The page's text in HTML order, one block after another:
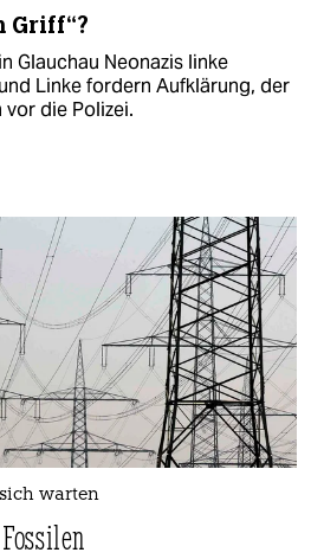
Griff“?
Glauchau Neonazis linke
Linke fordern Aufklärung, der
die Polizei.
warten